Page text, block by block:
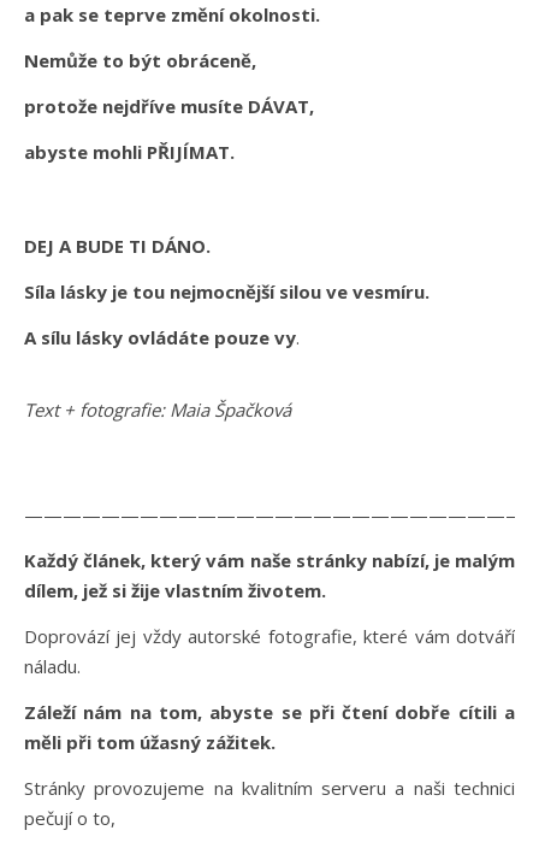
a pak se teprve změní okolnosti.
Nemůže to být obráceně,
protože nejdříve musíte DÁVAT,
abyste mohli PŘIJÍMAT.
DEJ A BUDE TI DÁNO.
Síla lásky je tou nejmocnější silou ve vesmíru.
A sílu lásky ovládáte pouze vy.
Text + fotografie: Maia Špačková
Každý článek, který vám naše stránky nabízí, je malým
dílem, jež si žije vlastním životem.
Doprovází jej vždy autorské fotografie, které vám dotváří
náladu.
Záleží nám na tom, abyste se při čtení dobře cítili a
měli při tom úžasný zážitek.
Stránky provozujeme na kvalitním serveru a naši technici
pečují o to,